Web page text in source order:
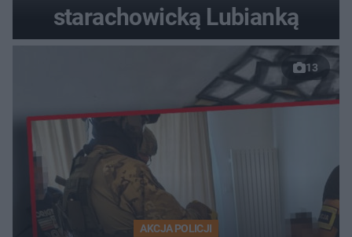
starachowicką Lubianką
13
AKCJA POLICJI